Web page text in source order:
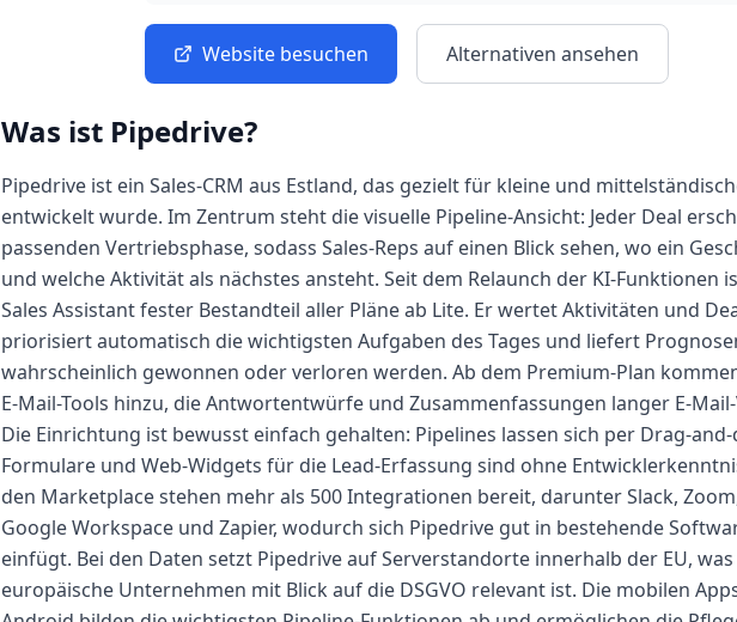
Website besuchen Alternativen ansehen
Was ist Pipedrive?
Pipedrive ist ein Sales-CRM aus Estland, das gezielt für kleine und
entwickelt wurde. Im Zentrum steht die visuelle Pipeline-Ansicht: Jeder Deal
passenden Vertriebsphase, sodass Sales-Reps auf einen Blick sehen, wo ein
und welche Aktivität als nächstes ansteht. Seit dem Relaunch der KI-Funktionen
Sales Assistant fester Bestandteil aller Pläne ab Lite. Er wertet Aktivitäten und
priorisiert automatisch die wichtigsten Aufgaben des Tages und liefert
wahrscheinlich gewonnen oder verloren werden. Ab dem Premium-Plan
E-Mail-Tools hinzu, die Antwortentwürfe und Zusammenfassungen langer E-
Die Einrichtung ist bewusst einfach gehalten: Pipelines lassen sich per Drag-
Formulare und Web-Widgets für die Lead-Erfassung sind ohne
den Marketplace stehen mehr als 500 Integrationen bereit, darunter Slack,
Google Workspace und Zapier, wodurch sich Pipedrive gut in bestehende
einfügt. Bei den Daten setzt Pipedrive auf Serverstandorte innerhalb der EU,
europäische Unternehmen mit Blick auf die DSGVO relevant ist. Die mobilen